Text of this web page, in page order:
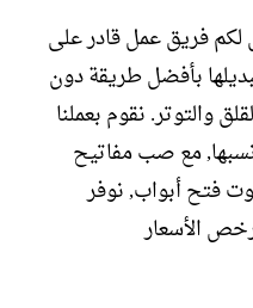
لكم فريق عمل قادر على
بأفضل طريقة دون
والتوتر. نقوم بعملنا
مع صب مفاتيح
فتح أبواب, نوفر
الأسعار